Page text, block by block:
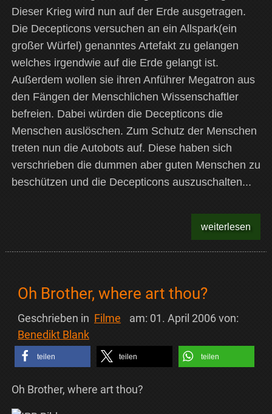
Dieser Krieg wird nun auf der Erde ausgetragen.
Die Decepticons versuchen an ein Allspark(ein
großer Würfel) genanntes Artefakt zu gelangen
welches irgendwie auf die Erde gelangt ist.
Außerdem wollen sie ihren Anführer Megatron aus
den Fängen der Menschlichen Wissenschaftler
befreien. Dabei würden die Decepticons die
Menschen auslöschen. Zum Schutz der Menschen
treten nun die Autobots auf. Diese haben sich
verschrieben die dummen aber guten Menschen zu
beschützen und die Decepticons auszuschalten...
weiterlesen
Oh Brother, where art thou?
Geschrieben in Filme am: 01. April 2006von:
Benedikt Blank
teilen teilen teilen
Oh Brother, where art thou?